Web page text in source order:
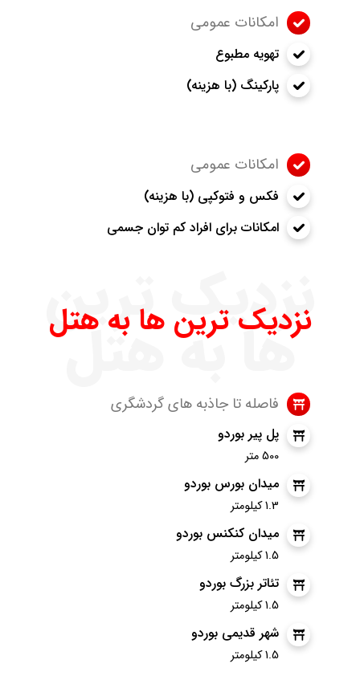
امکانات عمومی
تهویه مطبوع
پارکینگ (با هزینه)
امکانات عمومی
فکس و فتوکپی (با هزینه)
امکانات برای افراد کم توان جسمی
نزدیک ترین
ها به هتل
نزدیک ترین ها به هتل
فاصله تا جاذبه های گردشگری
پل پیر بوردو
500 متر
میدان بورس بوردو
1.3 کیلومتر
میدان کنکنس بوردو
1.5 کیلومتر
تئاتر بزرگ بوردو
1.5 کیلومتر
شهر قدیمی بوردو
1.5 کیلومتر